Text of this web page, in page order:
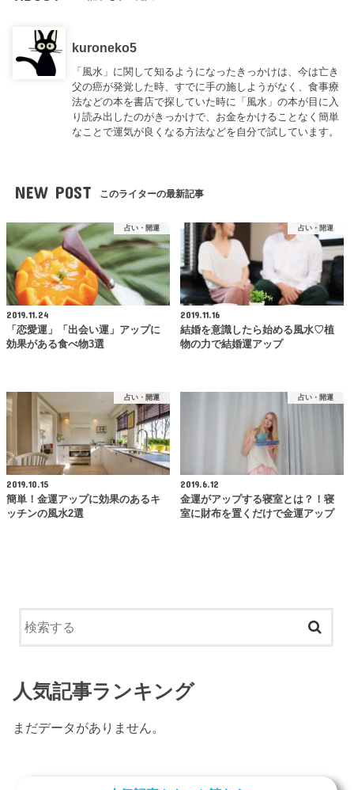
kuroneko5
「風水」に関して知るようになったきっかけは、今は亡き
父の癌が発覚した時、すでに手の施しようがなく、食事療
法などの本を書店で探していた時に「風水」の本が目に入
り読み出したのがきっかけで、お金をかけることなく簡単
なことで運気が良くなる方法などを自分で試しています。
NEW POST このライターの最新記事
占い・開運
2019.11.24
「恋愛運」「出会い運」アップに
効果がある食べ物3選
占い・開運
2019.11.16
結婚を意識したら始める風水♡植
物の力で結婚運アップ
占い・開運
2019.10.15
簡単！金運アップに効果のあるキ
ッチンの風水2選
占い・開運
2019.6.12
金運がアップする寝室とは？！寝
室に財布を置くだけで金運アップ
人気記事ランキング
まだデータがありません。